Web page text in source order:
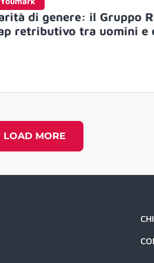
di genere: il Gruppo
retributivo tra uomini e
LOAD MORE